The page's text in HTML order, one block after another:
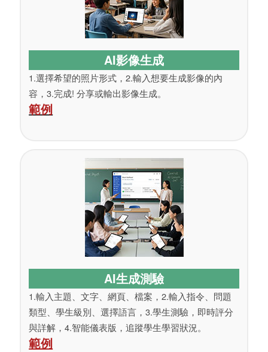
AI影像生成
1.選擇希望的照片形式，2.輸入想要生成影像的內
容，3.完成! 分享或輸出影像生成。
範例
AI生成測驗
1.輸入主題、文字、網頁、檔案，2.​輸入指令、問題
類型、學生級別、選擇語言，3.學生測驗，即時評分
與詳解，4.​智能儀表版，追蹤學生學習狀況。
範例